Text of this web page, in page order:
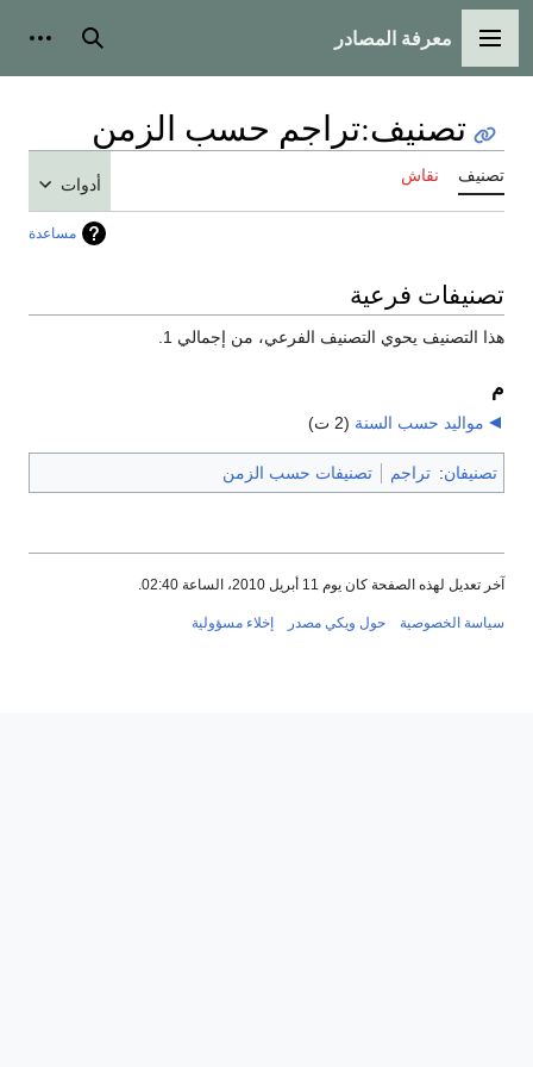
القائمة الرئيسية
معرفة المصادر بحث
تصنيف:تراجم حسب الزمن
تصنيف نقاش أدوات
مساعدة
تصنيفات فرعية
هذا التصنيف يحوي التصنيف الفرعي، من إجمالي 1.
م
مواليد حسب السنة (2 ت)
تصنيفان: تراجم تصنيفات حسب الزمن
آخر تعديل لهذه الصفحة كان يوم 11 أبريل 2010، الساعة 02:40.
سياسة الخصوصية حول ويكي مصدر إخلاء مسؤولية